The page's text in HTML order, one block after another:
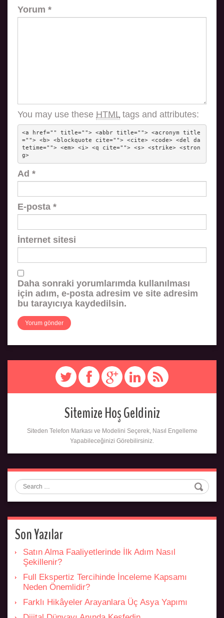
Yorum *
You may use these HTMLtags and attributes:
<a href="" title=""> <abbr title=""> <acronym title
=""> <b> <blockquote cite=""> <cite> <code> <del da
tetime=""> <em> <i> <q cite=""> <s> <strike> <stron
g>
Ad *
E-posta *
İnternet sitesi
Daha sonraki yorumlarımda kullanılması
için adım, e-posta adresim ve site adresim
bu tarayıcıya kaydedilsin.
Sitemize Hoş Geldiniz
Siteden Telefon Markası ve Modelini Seçerek, Nasıl Engelleme
Yapabileceğinizi Görebilirsiniz.
Search
Son Yazılar
Satın Alma Faaliyetlerinde İlk Adım Nasıl
Şekillenir?
Full Ekspertiz Tercihinde İnceleme Kapsamı
Neden Önemlidir?
Farklı Hikâyeler Arayanlara Üç Asya Yapımı